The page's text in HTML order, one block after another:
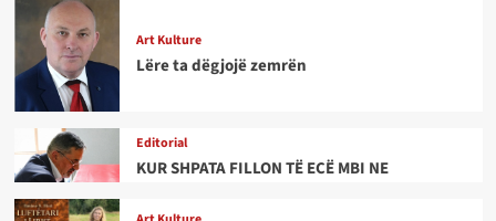
Art Kulture
Lëre ta dëgjojë zemrën
Editorial
KUR SHPATA FILLON TË ECË MBI NE